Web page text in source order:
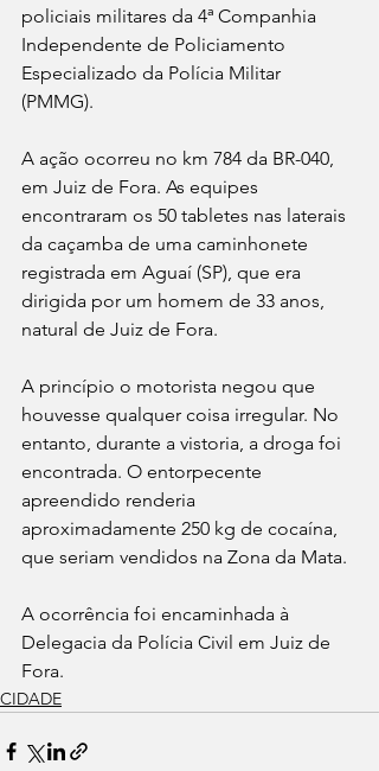
policiais militares da 4ª Companhia
Independente de Policiamento
Especializado da Polícia Militar
(PMMG).
A ação ocorreu no km 784 da BR-040,
em Juiz de Fora. As equipes
encontraram os 50 tabletes nas laterais
da caçamba de uma caminhonete
registrada em Aguaí (SP), que era
dirigida por um homem de 33 anos,
natural de Juiz de Fora.
A princípio o motorista negou que
houvesse qualquer coisa irregular. No
entanto, durante a vistoria, a droga foi
encontrada. O entorpecente
apreendido renderia
aproximadamente 250 kg de cocaína,
que seriam vendidos na Zona da Mata.
A ocorrência foi encaminhada à
Delegacia da Polícia Civil em Juiz de
Fora.
CIDADE